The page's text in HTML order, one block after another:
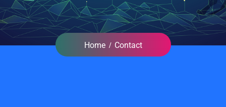
Home Contact